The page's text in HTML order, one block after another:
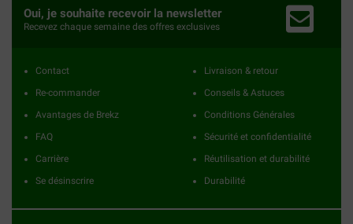
Oui, je souhaite recevoir la newsletter
Recevez chaque semaine des offres exclusives
Contact
Re-commander
Avantages de Brekz
FAQ
Carrière
Se désinscrire
Livraison & retour
Conseils & Astuces
Conditions Générales
Sécurité et confidentialité
Réutilisation et durabilité
Durabilité